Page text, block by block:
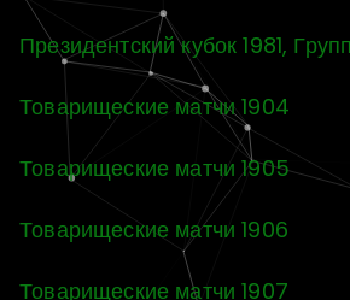
Президентский кубок 1981,
Товарищеские матчи 1904
Товарищеские матчи 1905
Товарищеские матчи 1906
Товарищеские матчи 1907